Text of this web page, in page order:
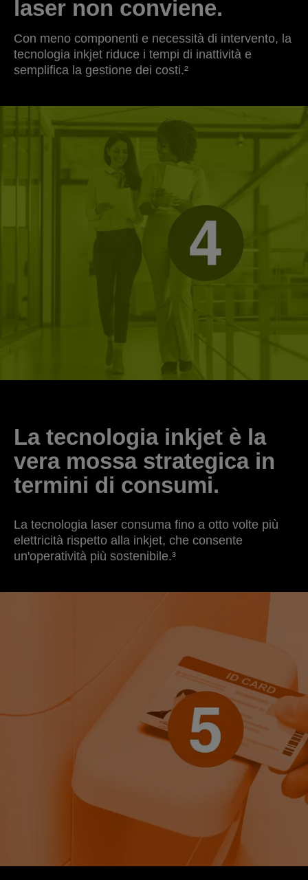
laser non conviene.
Con meno componenti e necessità di intervento, la
tecnologia inkjet riduce i tempi di inattività e
semplifica la gestione dei costi.²
La tecnologia inkjet è la
vera mossa strategica in
termini di consumi.
La tecnologia laser consuma fino a otto volte più
elettricità rispetto alla inkjet, che consente
un'operatività più sostenibile.³